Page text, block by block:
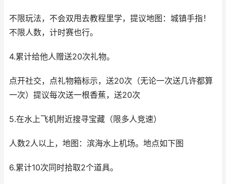
不限玩法，不会双甩去教程里学，提议地图：城镇手指！
不限人数，计时赛也行。
4.累计给他人赠送20次礼物。
点开社交，点礼物箱标示，送20次（无论一次送几许都算
一次）提议每次送一根香蕉，送20次
5.在水上飞机附近搜寻宝藏（限多人竞速）
人数2人以上，地图：滨海水上机场。地点如下图
6.累计10次同时拾取2个道具。